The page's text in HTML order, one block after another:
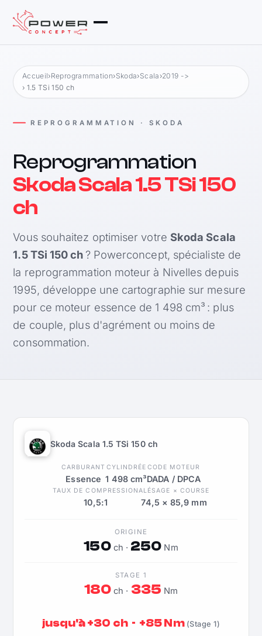
Accueil›Reprogrammation›Skoda›Scala ›2019 ->
› 1.5 TSi 150 ch
REPROGRAMMATION · SKODA
Reprogrammation
Skoda Scala 1.5 TSi 150
ch
Vous souhaitez optimiser votre Skoda Scala
1.5 TSi 150 ch? Powerconcept, spécialiste de
la reprogrammation moteur à Nivelles depuis
1995, développe une cartographie sur mesure
pour ce moteur essence de 1 498 cm³ : plus
de couple, plus d'agrément ou moins de
consommation.
Skoda Scala 1.5 TSi 150 ch
CARBURANT
Essence
CYLINDRÉE
1 498 cm³
CODE MOTEUR
DADA / DPCA
TAUX DE COMPRESSION
10,5:1
ALÉSAGE × COURSE
74,5 × 85,9 mm
ORIGINE
150ch · 250 Nm
STAGE 1
180 ch · 335 Nm
jusqu'à +30 ch · +85 Nm (Stage 1)